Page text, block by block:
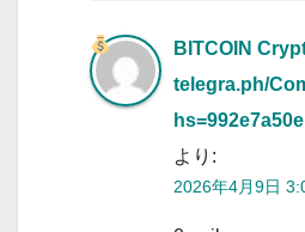
BITCOIN
telegra.ph/
より:
2026年4月9日